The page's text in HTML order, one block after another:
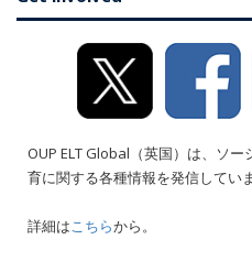
OUP ELT Global（英国）は、ソ
育に関する各種情報を発信していま
詳細はこちらから。